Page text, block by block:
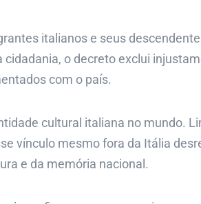
italianos e seus
o decreto exclui
com o país.
cultural italiana no mundo.
vínculo mesmo fora da Itália
e da memória nacional.